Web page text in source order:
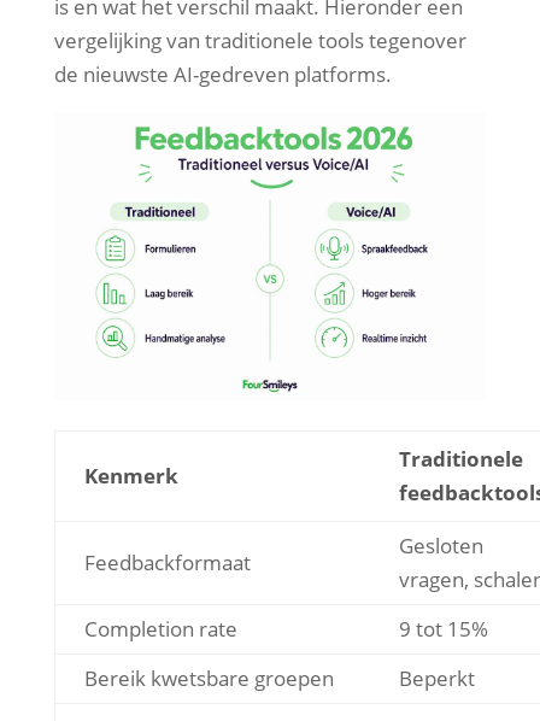
is en wat het verschil maakt. Hieronder een
vergelijking van traditionele tools tegenover
de nieuwste AI-gedreven platforms.
Kenmerk
Traditionele
Feedbackformaat
Gesloten
vragen,
Completion rate
9 tot 15%
Bereik kwetsbare groepen
Beperkt